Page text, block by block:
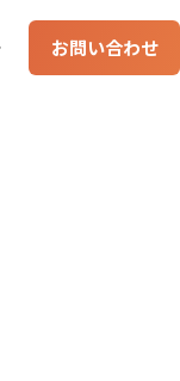
お問い合わせ